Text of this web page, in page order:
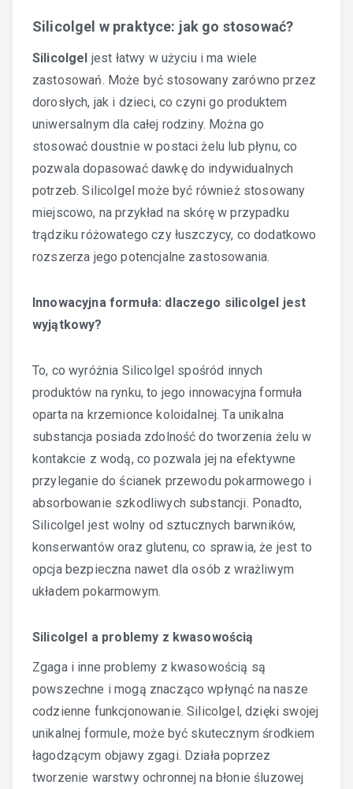
Silicolgel w praktyce: jak go stosować?
Silicolgel jest łatwy w użyciu i ma wiele
zastosowań. Może być stosowany zarówno przez
dorosłych, jak i dzieci, co czyni go produktem
uniwersalnym dla całej rodziny. Można go
stosować doustnie w postaci żelu lub płynu, co
pozwala dopasować dawkę do indywidualnych
potrzeb. Silicolgel może być również stosowany
miejscowo, na przykład na skórę w przypadku
trądziku różowatego czy łuszczycy, co dodatkowo
rozszerza jego potencjalne zastosowania.
Innowacyjna formuła: dlaczego silicolgel jest
wyjątkowy?
To, co wyróżnia Silicolgel spośród innych
produktów na rynku, to jego innowacyjna formuła
oparta na krzemionce koloidalnej. Ta unikalna
substancja posiada zdolność do tworzenia żelu w
kontakcie z wodą, co pozwala jej na efektywne
przyleganie do ścianek przewodu pokarmowego i
absorbowanie szkodliwych substancji. Ponadto,
Silicolgel jest wolny od sztucznych barwników,
konserwantów oraz glutenu, co sprawia, że jest to
opcja bezpieczna nawet dla osób z wrażliwym
układem pokarmowym.
Silicolgel a problemy z kwasowością
Zgaga i inne problemy z kwasowością są
powszechne i mogą znacząco wpłynąć na nasze
codzienne funkcjonowanie. Silicolgel, dzięki swojej
unikalnej formule, może być skutecznym środkiem
łagodzącym objawy zgagi. Działa poprzez
tworzenie warstwy ochronnej na błonie śluzowej